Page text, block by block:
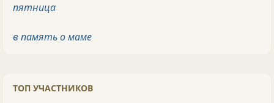
пятница
в память о маме
ТОП УЧАСТНИКОВ